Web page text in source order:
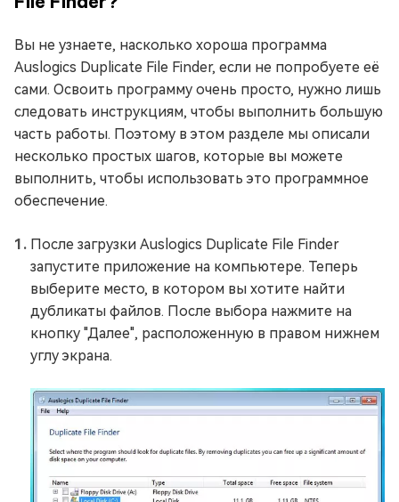
Вы не узнаете, насколько хороша программа
Auslogics Duplicate File Finder, если не попробуете её
сами. Освоить программу очень просто, нужно лишь
следовать инструкциям, чтобы выполнить большую
часть работы. Поэтому в этом разделе мы описали
несколько простых шагов, которые вы можете
выполнить, чтобы использовать это программное
обеспечение.
После загрузки Auslogics Duplicate File Finder
запустите приложение на компьютере. Теперь
выберите место, в котором вы хотите найти
дубликаты файлов. После выбора нажмите на
кнопку "Далее", расположенную в правом нижнем
углу экрана.